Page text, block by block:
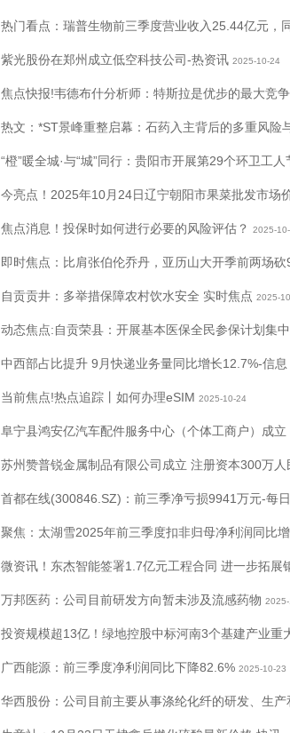
热门看点：瑞普生物前三季度营业收入25.44亿元，
紫光股份在郑州成立低空科技公司-热资讯 2025-10-24
焦点快报!韦德布什分析师：特斯拉是优步的最大竞争
热文：*ST景峰重整启幕：石药入主背后的多重风险
“橙”暖全城·与“城”同行：贵阳市开展第29个环卫工人
今亮点！2025年10月24日辽宁朝阳市果菜批发市场
焦点消息！投保时如何进行必要的风险评估？ 2025-
即时焦点：比肩张伯伦乔丹，亚历山大开季前两场砍
自贡贡井：多举措保障农村饮水安全 实时焦点 2025-
动态焦点:自贡荣县：开展基本医保全民参保计划集
中西部占比提升 9月快递业务量同比增长12.7%-信息
当前焦点!热点追踪丨如何办理eSIM 2025-10-24
阜宁县鸿安亿汽车配件服务中心（个体工商户）成
苏州赞普锐金属制品有限公司成立 注册资本300万人
首都在线(300846.SZ)：前三季净亏损9941万元-每
聚焦：太湖雪2025年前三季度扣非归母净利润同比
微资讯！东杰智能签署1.7亿元工程合同 进一步拓展
万邦医药：公司目前研发方向暂未涉及流感药物
投资规模超13亿！绿地控股中标河南3个基建产业重
广西能源：前三季度净利润同比下降82.6% 2025-10-23
华西股份：公司目前主要从事涤纶化纤的研发、生